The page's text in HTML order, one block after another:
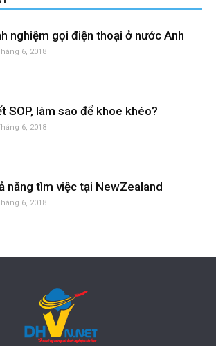
nghiệm gọi điện thoại ở nước Anh
6, 2018
SOP, làm sao để khoe khéo?
6, 2018
năng tìm việc tại NewZealand
6, 2018